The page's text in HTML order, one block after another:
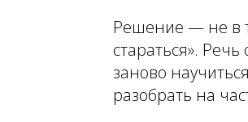
Решение — не в
стараться».
заново
разобрать на